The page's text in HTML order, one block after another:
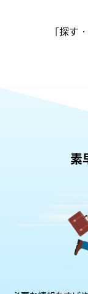
「探す
素